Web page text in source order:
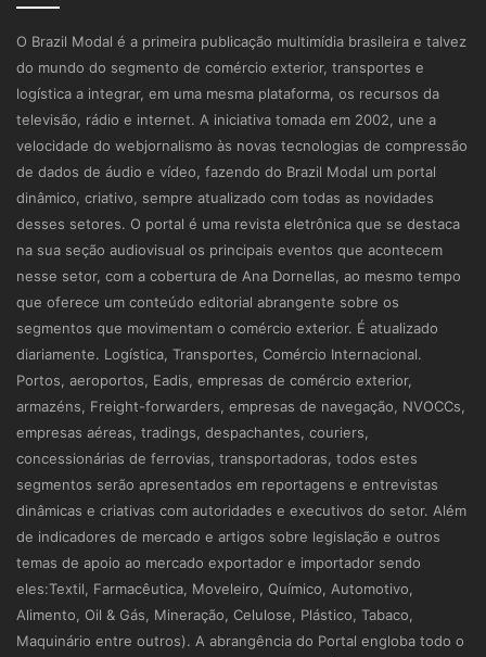
O Brazil Modal é a primeira publicação multimídia brasileira e talvez
do mundo do segmento de comércio exterior, transportes e
logística a integrar, em uma mesma plataforma, os recursos da
televisão, rádio e internet. A iniciativa tomada em 2002, une a
velocidade do webjornalismo às novas tecnologias de compressão
de dados de áudio e vídeo, fazendo do Brazil Modal um portal
dinâmico, criativo, sempre atualizado com todas as novidades
desses setores. O portal é uma revista eletrônica que se destaca
na sua seção audiovisual os principais eventos que acontecem
nesse setor, com a cobertura de Ana Dornellas, ao mesmo tempo
que oferece um conteúdo editorial abrangente sobre os
segmentos que movimentam o comércio exterior. É atualizado
diariamente. Logística, Transportes, Comércio Internacional.
Portos, aeroportos, Eadis, empresas de comércio exterior,
armazéns, Freight-forwarders, empresas de navegação, NVOCCs,
empresas aéreas, tradings, despachantes, couriers,
concessionárias de ferrovias, transportadoras, todos estes
segmentos serão apresentados em reportagens e entrevistas
dinâmicas e criativas com autoridades e executivos do setor. Além
de indicadores de mercado e artigos sobre legislação e outros
temas de apoio ao mercado exportador e importador sendo
eles:Textil, Farmacêutica, Moveleiro, Químico, Automotivo,
Alimento, Oil & Gás, Mineração, Celulose, Plástico, Tabaco,
Maquinário entre outros). A abrangência do Portal engloba todo o